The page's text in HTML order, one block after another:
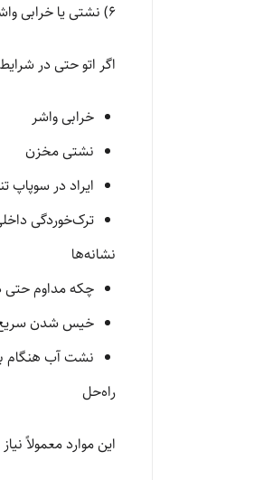
6) نشتی یا خرابی واشرها و قطعات داخلی
اگر اتو حتی در
خرابی واشر
نشتی مخزن
ایراد در سوپاپ
ترک‌خوردگی
نشانه‌ها
چکه مداوم
خیس شدن
نشت آب هنگام
راه‌حل
این موارد معمولاً